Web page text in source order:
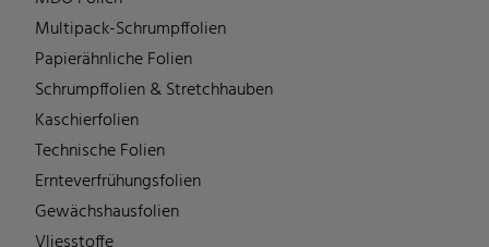
Multipack-Schrumpffolien
Papierähnliche Folien
Schrumpffolien & Stretchhauben
Kaschierfolien
Technische Folien
Ernteverfrühungsfolien
Gewächshausfolien